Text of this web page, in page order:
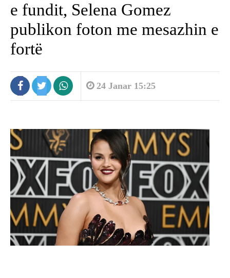
e fundit, Selena Gomez
publikon foton me mesazhin e
fortë
24 Janar 15:25